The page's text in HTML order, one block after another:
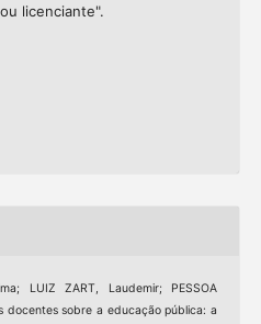
licenciante".
LUIZ ZART, Laudemir; PESSOA
docentes sobre a educação pública: a